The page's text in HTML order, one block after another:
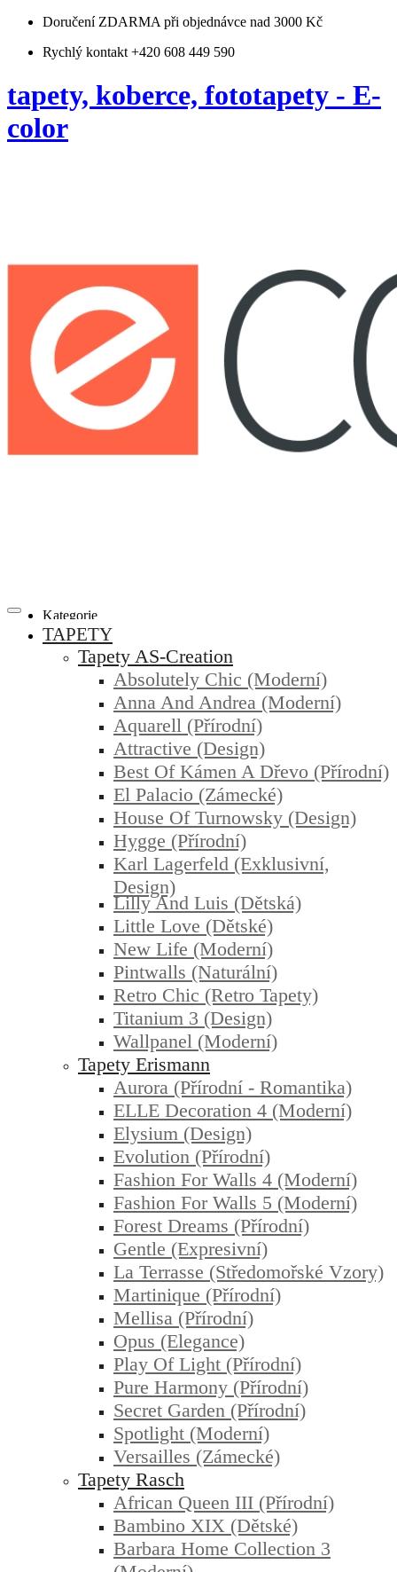
Doručení ZDARMA při objednávce nad 3000 Kč
Rychlý kontakt +420 608 449 590
tapety, koberce, fototapety - E-
color
Kategorie
TAPETY
Tapety AS-Creation
Absolutely Chic (moderní)
Anna And Andrea (moderní)
Aquarell (přírodní)
Attractive (design)
Best Of Kámen A Dřevo (přírodní)
El Palacio (zámecké)
House Of Turnowsky (design)
Hygge (přírodní)
Karl Lagerfeld (exklusivní,
Design)
Lilly And Luis (dětská)
Little Love (dětské)
New Life (moderní)
Pintwalls (naturální)
Retro Chic (retro Tapety)
Titanium 3 (design)
Wallpanel (moderní)
Tapety Erismann
Aurora (přírodní - Romantika)
ELLE Decoration 4 (moderní)
Elysium (design)
Evolution (přírodní)
Fashion For Walls 4 (moderní)
Fashion For Walls 5 (moderní)
Forest Dreams (přírodní)
Gentle (expresivní)
La Terrasse (středomořské Vzory)
Martinique (přírodní)
Mellisa (přírodní)
Opus (elegance)
Play Of Light (přírodní)
Pure Harmony (přírodní)
Secret Garden (přírodní)
Spotlight (moderní)
Versailles (zámecké)
Tapety Rasch
African Queen III (přírodní)
Bambino XIX (dětské)
Barbara Home Collection 3
(moderní)